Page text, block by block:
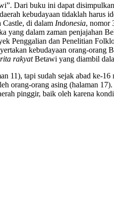
Dari buku ini dapat
kebudayaan tidaklah harus
Castle, di dalam Indonesia, nomor
dalam zaman penjajahan
Penggalian dan Penelitian
kebudayaan orang-orang
rakyatBetawi yang diambil
11), tapi sudah sejak abad ke-16
orang-orang asing (halaman
pinggir, baik oleh karena